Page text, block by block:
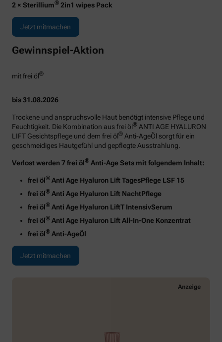
2 × Sterillium® 2in1 wipes Pack
Jetzt mitmachen
Gewinnspiel-Aktion
mit frei öl®
bis 31.08.2026
Trockene und anspruchsvolle Haut benötigt intensive Pflege und
Feuchtigkeit. Die Kombination aus frei öl® ANTI AGE HYALURON
LIFT Gesichtspflege und dem frei öl® Anti-AgeÖl sorgt für ein
geschmeidiges Hautgefühl und gepflegte Ausstrahlung.
Verlost werden 7 frei öl® Anti-Age Sets mit folgendem Inhalt:
frei öl® Anti Age Hyaluron Lift TagesPflege LSF 15
frei öl® Anti Age Hyaluron Lift NachtPflege
frei öl® Anti Age Hyaluron LiftT IntensivSerum
frei öl® Anti Age Hyaluron Lift All-In-One Konzentrat
frei öl® Anti-AgeÖl
Jetzt mitmachen